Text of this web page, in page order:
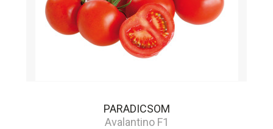
PARADICSOM
Avalantino F1